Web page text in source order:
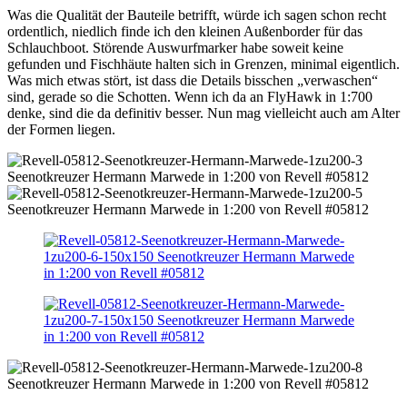
Was die Qualität der Bauteile betrifft, würde ich sagen schon recht
ordentlich, niedlich finde ich den kleinen Außenborder für das
Schlauchboot. Störende Auswurfmarker habe soweit keine
gefunden und Fischhäute halten sich in Grenzen, minimal eigentlich.
Was mich etwas stört, ist dass die Details bisschen „verwaschen“
sind, gerade so die Schotten. Wenn ich da an FlyHawk in 1:700
denke, sind die da definitiv besser. Nun mag vielleicht auch am Alter
der Formen liegen.